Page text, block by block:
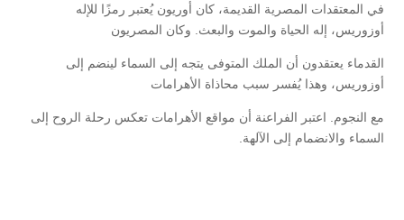
في المعتقدات المصرية القديمة، كان أوريون يُعتبر رمزًا للإله
أوزوريس، إله الحياة والموت والبعث. وكان المصريون
القدماء يعتقدون أن الملك المتوفى يتجه إلى السماء لينضم إلى
أوزوريس، وهذا يُفسر سبب محاذاة الأهرامات
مع النجوم. اعتبر الفراعنة أن مواقع الأهرامات تعكس رحلة الروح إلى
السماء والانضمام إلى الآلهة.